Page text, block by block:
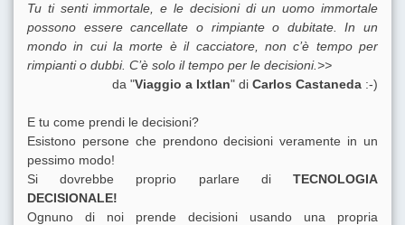
Tu ti senti immortale, e le decisioni di un uomo immortale
possono essere cancellate o rimpiante o dubitate. In un
mondo in cui la morte è il cacciatore, non c’è tempo per
rimpianti o dubbi. C’è solo il tempo per le decisioni.>>
da "Viaggio a Ixtlan" di Carlos Castaneda :-)
E tu come prendi le decisioni?
Esistono persone che prendono decisioni veramente in un
pessimo modo!
Si dovrebbe proprio parlare di TECNOLOGIA
DECISIONALE!
Ognuno di noi prende decisioni usando una propria